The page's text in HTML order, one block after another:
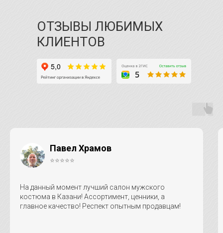
ОТЗЫВЫ ЛЮБИМЫХ
КЛИЕНТОВ
Павел Храмов
⭐⭐⭐⭐⭐
На данный момент лучший салон мужского
костюма в Казани! Ассортимент, ценники, а
главное качество! Респект опытным продавцам!